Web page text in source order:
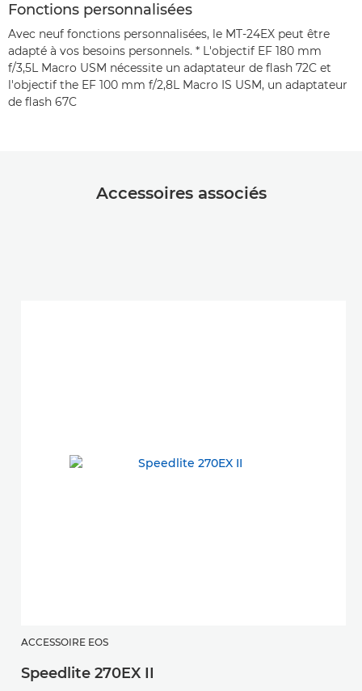
Fonctions personnalisées
Avec neuf fonctions personnalisées, le MT-24EX peut être
adapté à vos besoins personnels. * L'objectif EF 180 mm
f/3,5L Macro USM nécessite un adaptateur de flash 72C et
l'objectif the EF 100 mm f/2,8L Macro IS USM, un adaptateur
de flash 67C
Accessoires associés
ACCESSOIRE EOS
Speedlite 270EX II